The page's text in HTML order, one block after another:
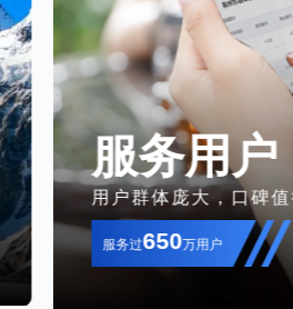
服务用户
用户群体庞大，口碑
服务过650万用户